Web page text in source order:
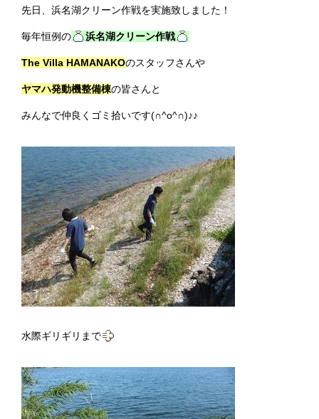
先日、浜名湖クリーン作戦を実施致しました！
毎年恒例の 浜名湖クリーン作戦
The Villa HAMANAKOのスタッフさんや
ヤマハ発動機整備棟の皆さんと
みんなで仲良くゴミ拾いです(∩^o^∩)♪♪
水際ギリギリまで